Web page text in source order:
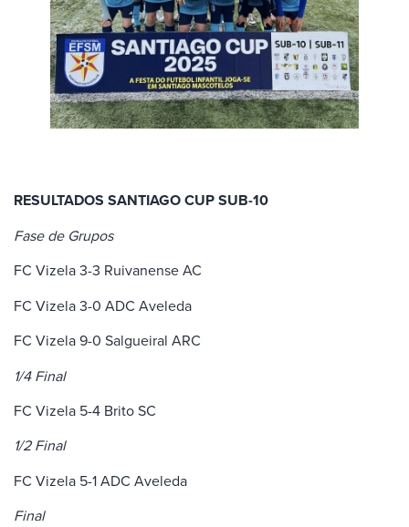
RESULTADOS SANTIAGO CUP SUB-10
Fase de Grupos
FC Vizela 3-3 Ruivanense AC
FC Vizela 3-0 ADC Aveleda
FC Vizela 9-0 Salgueiral ARC
1/4 Final
FC Vizela 5-4 Brito SC
1/2 Final
FC Vizela 5-1 ADC Aveleda
Final